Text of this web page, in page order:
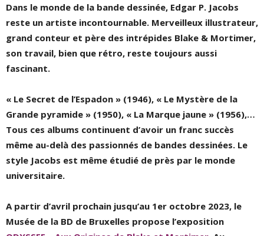
Dans le monde de la bande dessinée, Edgar P. Jacobs
reste un artiste incontournable. Merveilleux illustrateur,
grand conteur et père des intrépides Blake & Mortimer,
son travail, bien que rétro, reste toujours aussi
fascinant.
« Le Secret de l’Espadon » (1946), « Le Mystère de la
Grande pyramide » (1950), « La Marque jaune » (1956),…
Tous ces albums continuent d’avoir un franc succès
même au-delà des passionnés de bandes dessinées. Le
style Jacobs est même étudié de près par le monde
universitaire.
A partir d’avril prochain jusqu’au 1er octobre 2023, le
Musée de la BD de Bruxelles propose l’exposition